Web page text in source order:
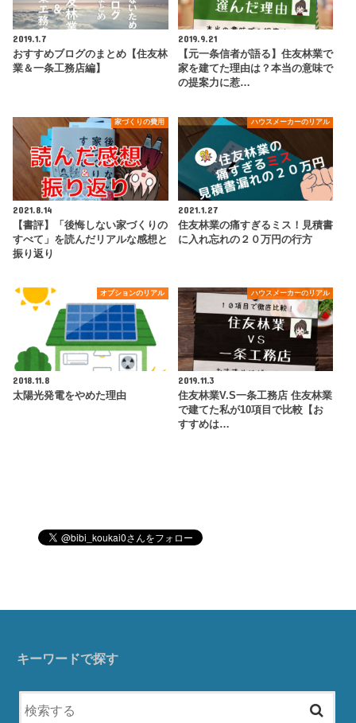
2019.1.7
おすすめブログのまとめ【住友林
業＆一条工務店編】
2019.9.21
【元一条信者が語る】住友林業で
家を建てた理由は？本当の意味で
の提案力に惹…
家づくりの費用
2021.8.14
【書評】「後悔しない家づくりの
すべて」を読んだリアルな感想と
振り返り
ハウスメーカーのリアル
2021.1.27
住友林業の痛すぎるミス！見積書
に入れ忘れの２０万円の行方
オプションのリアル
2018.11.8
太陽光発電をやめた理由
ハウスメーカーのリアル
2019.11.3
住友林業V.S一条工務店 住友林業
で建てた私が10項目で比較【お
すすめは…
キーワードで探す